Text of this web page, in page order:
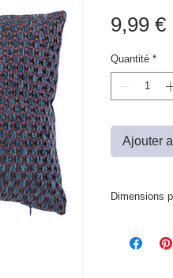
9,99 €
Quantité *
Ajouter
Dimensions